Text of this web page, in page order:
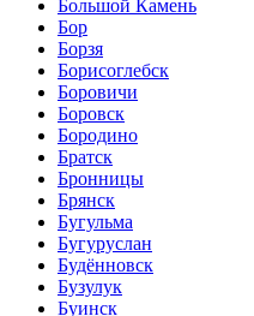
Большой Камень
Бор
Борзя
Борисоглебск
Боровичи
Боровск
Бородино
Братск
Бронницы
Брянск
Бугульма
Бугуруслан
Будённовск
Бузулук
Буинск